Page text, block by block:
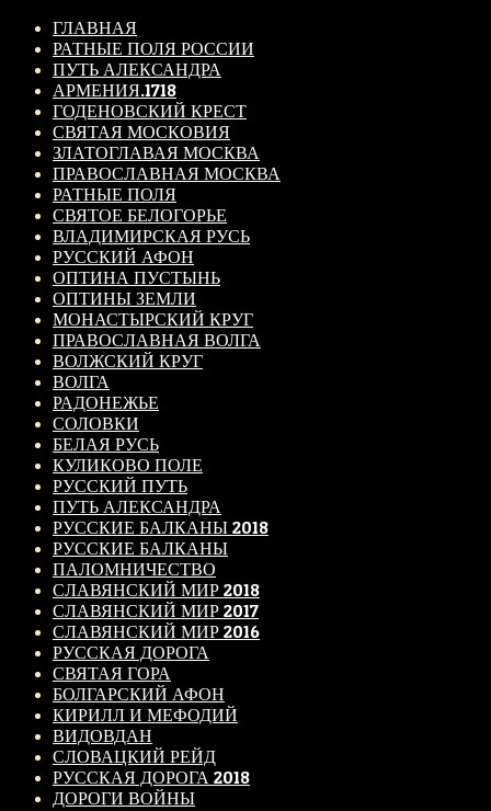
ГЛАВНАЯ
РАТНЫЕ ПОЛЯ РОССИИ
ПУТЬ АЛЕКСАНДРА
АРМЕНИЯ.1718
ГОДЕНОВСКИЙ КРЕСТ
СВЯТАЯ МОСКОВИЯ
ЗЛАТОГЛАВАЯ МОСКВА
ПРАВОСЛАВНАЯ МОСКВА
РАТНЫЕ ПОЛЯ
СВЯТОЕ БЕЛОГОРЬЕ
ВЛАДИМИРСКАЯ РУСЬ
РУССКИЙ АФОН
ОПТИНА ПУСТЫНЬ
ОПТИНЫ ЗЕМЛИ
МОНАСТЫРСКИЙ КРУГ
ПРАВОСЛАВНАЯ ВОЛГА
ВОЛЖСКИЙ КРУГ
ВОЛГА
РАДОНЕЖЬЕ
СОЛОВКИ
БЕЛАЯ РУСЬ
КУЛИКОВО ПОЛЕ
РУССКИЙ ПУТЬ
ПУТЬ АЛЕКСАНДРА
РУССКИЕ БАЛКАНЫ 2018
РУССКИЕ БАЛКАНЫ
ПАЛОМНИЧЕСТВО
СЛАВЯНСКИЙ МИР 2018
СЛАВЯНСКИЙ МИР 2017
СЛАВЯНСКИЙ МИР 2016
РУССКАЯ ДОРОГА
СВЯТАЯ ГОРА
БОЛГАРСКИЙ АФОН
КИРИЛЛ И МЕФОДИЙ
ВИДОВДАН
СЛОВАЦКИЙ РЕЙД
РУССКАЯ ДОРОГА 2018
ДОРОГИ ВОЙНЫ